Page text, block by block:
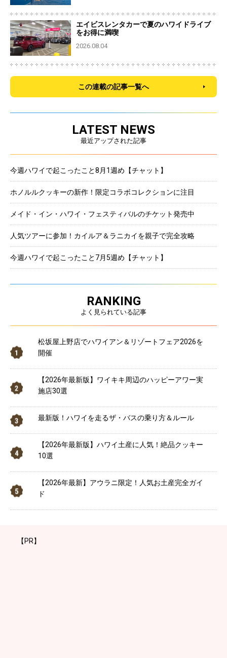
エイビスレンタカーで夏のハワイドライブ
をお得に満喫
2026.08.04
この連載の記事一覧へ
LATEST NEWS
最近アップされた記事
今週ハワイで起こったこと8月1週め【チャット】
ホノルルクッキーの新作！限定コラボコレクションに注目
メイド・イン・ハワイ・フェスティバルのチケット発売中
人気ツアーに参加！カイルア＆ラニカイを親子で完全攻略
今週ハワイで起こったこと7月5週め【チャット】
RANKING
よく見られている記事
松坂屋上野店でハワイアン＆リゾートフェア2026を
開催
【2026年最新版】ワイキキ周辺のハッピーアワー実
施店30選
最新版！ハワイを走るザ・バスの乗り方＆ルール
【2026年最新版】ハワイ土産に人気！絶品クッキー
10選
【2026年最新】アウラニ限定！人気お土産完全ガイ
ド
【PR】